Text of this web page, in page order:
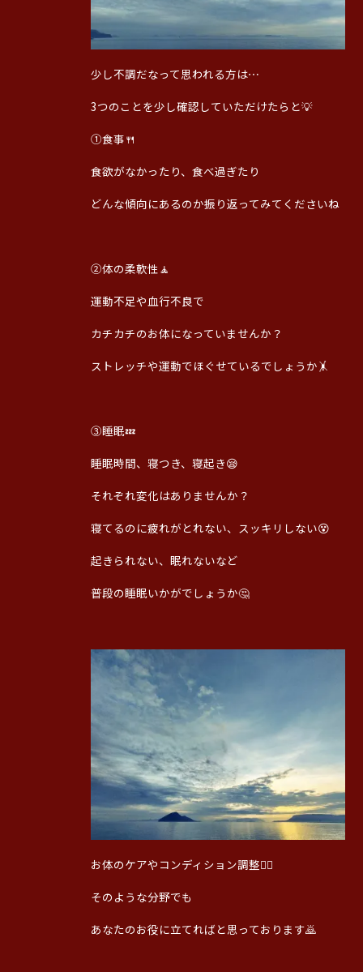
少し不調だなって思われる方は⋯
3つのことを少し確認していただけたらと💡
①食事🍴
食欲がなかったり、食べ過ぎたり
どんな傾向にあるのか振り返ってみてくださいね
②体の柔軟性🧘
運動不足や血行不良で
カチカチのお体になっていませんか？
ストレッチや運動でほぐせているでしょうか🤸
③睡眠💤
睡眠時間、寝つき、寝起き😪
それぞれ変化はありませんか？
寝てるのに疲れがとれない、スッキリしない😵
起きられない、眠れないなど
普段の睡眠いかがでしょうか🤔
お体のケアやコンディション調整🧑‍⚕️
そのような分野でも
あなたのお役に立てればと思っております🙇